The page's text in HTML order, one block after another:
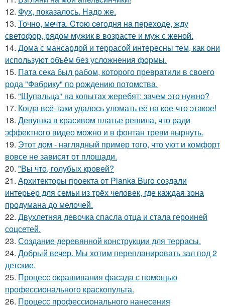
12. Фух, показалось. Надо же.
13. Точно, мечта. Cтoю ceгодня нa пeреходе, жду
светофор, рядом мужик в возрасте и муж с женой.
14. Дома с мансардой и террасой интересны тем, как они
используют объём без усложнения формы.
15. Пата сека был рабом, которого превратили в своего
рода "Фабрику" по рождению потомства.
16. "Щупальца" на копытах жеребят: зачем это нужно?
17. Когда всё-таки удалось уломать её на кое-что этакое!
18. Девушка в красивом платье решила, что ради
эффектного видео можно и в фонтан треви нырнуть.
19. Этот дом - наглядный пример того, что уют и комфорт
вовсе не зависят от площади.
20. "Вы что, голубых кровей?
21. Архитекторы проекта от Planka Buro создали
интерьер для семьи из трёх человек, где каждая зона
продумана до мелочей.
22. Двухлетняя девочка спасла отца и стала героиней
соцсетей.
23. Создание деревянной конструкции для террасы.
24. Добрый вечер. Мы хотим перепланировать зал под 2
детские.
25. Процесс окрашивания фасада с помощью
профессионального краскопульта.
26. Процесс профессионального нанесения